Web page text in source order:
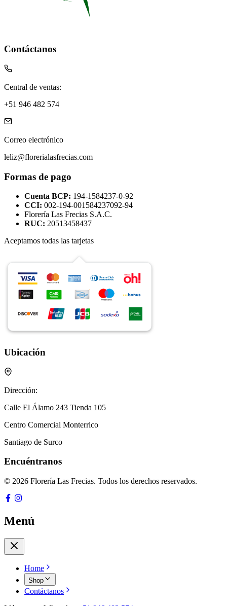
Contáctanos
Central de ventas:
+51 946 482 574
Correo electrónico
leliz@florerialasfrecias.com
Formas de pago
Cuenta BCP: 194-1584237-0-92
CCI: 002-194-001584237092-94
Florería Las Frecias S.A.C.
RUC: 20513458437
Aceptamos todas las tarjetas
Ubicación
Dirección:
Calle El Álamo 243 Tienda 105
Centro Comercial Monterrico
Santiago de Surco
Encuéntranos
© 2026 Florería Las Frecias. Todos los derechos reservados.
Menú
Home
Shop
Contáctanos